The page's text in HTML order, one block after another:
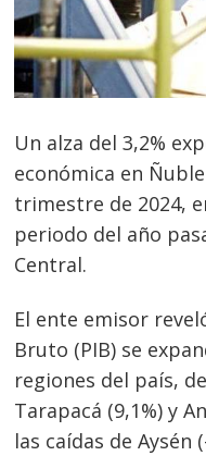
Un alza del 3,2%
económica en
trimestre de 2024,
periodo del año
Central.
El ente emisor
Bruto (PIB) se
regiones del país,
Tarapacá (9,1%) y
las caídas de Aysén